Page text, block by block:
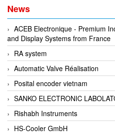
Enolgas
Envada
Environmental Compliance
EPC
EPE Process Filters &
Epro/Emerson
ERE WIRELESS
Erhardt-Leimer
Erhardt-Leimer
News
ACEB Electronique - Premium
and Display Systems from France
RA system
Automatic Valve Réalisation
Posital encoder vietnam
SANKO ELECTRONIC
Rishabh Instruments
HS-Cooler GmbH